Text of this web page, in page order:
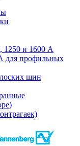
1250 и 1600 А
для профильных
шин